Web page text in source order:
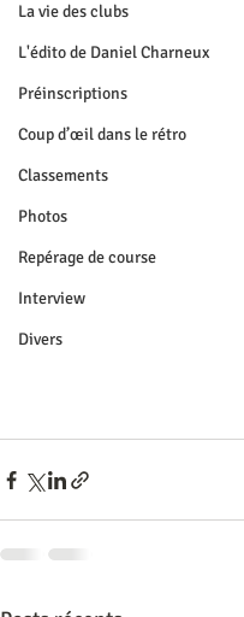
La vie des clubs
L'édito de Daniel Charneux
Préinscriptions
Coup d’œil dans le rétro
Classements
Photos
Repérage de course
Interview
Divers